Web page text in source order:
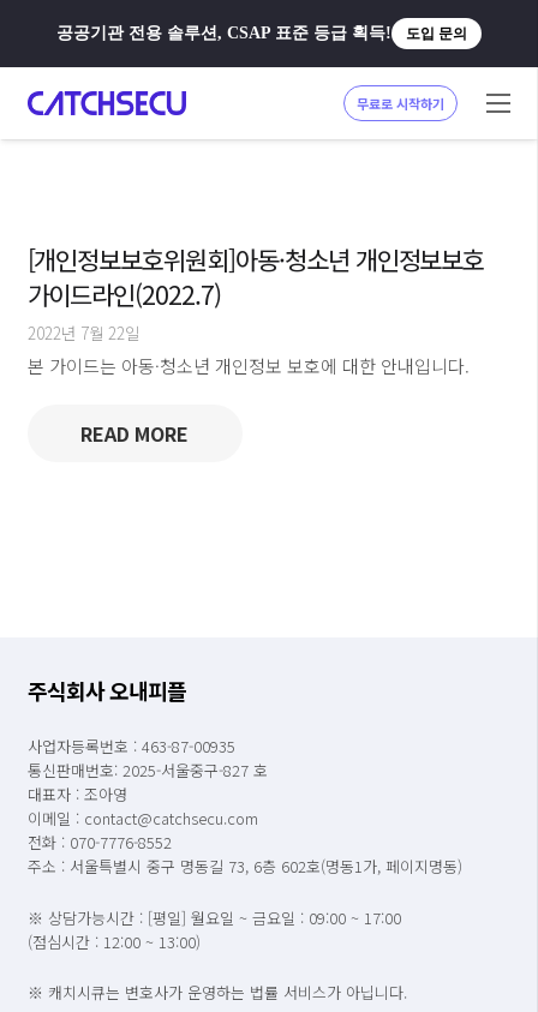
공공기관 전용 솔루션, CSAP 표준 등급 획득! 도입 문의
무료로 시작하기
[개인정보보호위원회]아동·청소년 개인정보보호
가이드라인(2022.7)
2022년 7월 22일
본 가이드는 아동·청소년 개인정보 보호에 대한 안내입니다.
READ MORE
주식회사 오내피플
사업자등록번호 : 463-87-00935
통신판매번호: 2025-서울중구-827 호
대표자 : 조아영
이메일 : contact@catchsecu.com
전화 : 070-7776-8552
주소 : 서울특별시 중구 명동길 73, 6층 602호(명동1가, 페이지명동)
※ 상담가능시간 : [평일] 월요일 ~ 금요일 : 09:00 ~ 17:00
(점심시간 : 12:00 ~ 13:00)
※ 캐치시큐는 변호사가 운영하는 법률 서비스가 아닙니다.